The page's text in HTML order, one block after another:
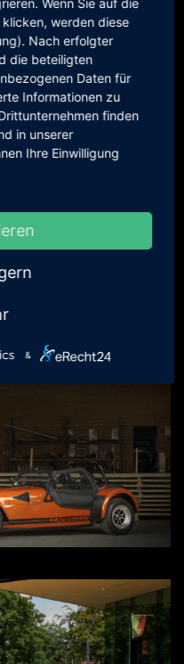
height
Wenn Sie auf die
klicken, werden diese
Nach erfolgter
die beteiligten
Daten für
Informationen zu
finden
in unserer
Ihre Einwilligung
&